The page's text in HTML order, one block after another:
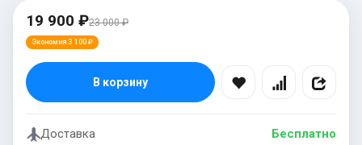
19 900 ₽23 000 ₽
Экономия 3 100 ₽
В корзину
Доставка Бесплатно